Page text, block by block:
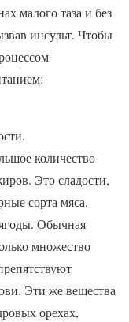
малого таза и без
инсульт. Чтобы
количество
Это сладости,
сорта мяса.
Обычная
множество
Эти же вещества
орехах,